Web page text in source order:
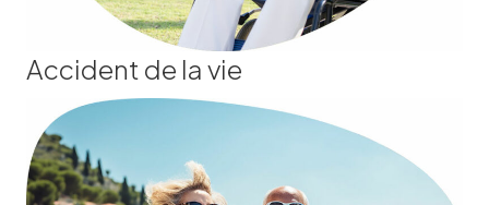
Accident de la vie